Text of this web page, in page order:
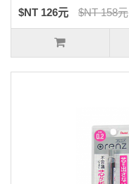
$NT 126元 $NT 158元